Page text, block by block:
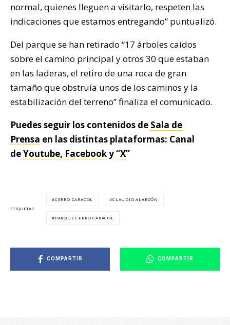
normal, quienes lleguen a visitarlo, respeten las
indicaciones que estamos entregando” puntualizó.
Del parque se han retirado “17 árboles caídos
sobre el camino principal y otros 30 que estaban
en las laderas, el retiro de una roca de gran
tamaño que obstruía unos de los caminos y la
estabilización del terreno” finaliza el comunicado.
Puedes seguir los contenidos de Sala de
Prensa en las distintas plataformas: Canal
deYoutube, Facebooky “X”
ETIQUETAS
CERRO CARACOL CLAUDIO ALARCÓN
PARQUE CERRO CARACOL
COMPARTIR COMPARTIR